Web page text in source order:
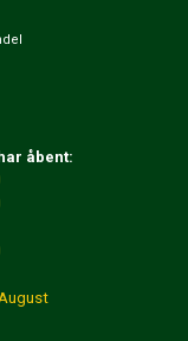
åbent: